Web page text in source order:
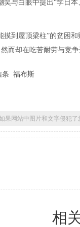
与白眼中提出“学日
到屋顶梁柱”的贫困
而却在吃苦耐劳与竞
条 福布斯
网站中图片和文字侵犯了
相